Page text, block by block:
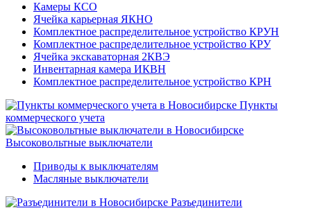
Камеры КСО
Ячейка карьерная ЯКНО
Комплектное распределительное устройство КРУН
Комплектное распределительное устройство КРУ
Ячейка экскаваторная 2КВЭ
Инвентарная камера ИКВН
Комплектное распределительное устройство КРН
Пункты
коммерческого учета
Высоковольтные выключатели
Приводы к выключателям
Масляные выключатели
Разъединители